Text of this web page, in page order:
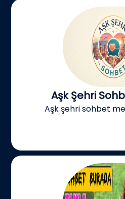
Aşk Şehri
Aşk şehri sohbet